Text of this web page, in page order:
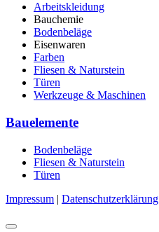
Arbeitskleidung
Bauchemie
Bodenbeläge
Eisenwaren
Farben
Fliesen & Naturstein
Türen
Werkzeuge & Maschinen
Bauelemente
Bodenbeläge
Fliesen & Naturstein
Türen
Impressum | Datenschutzerklärung